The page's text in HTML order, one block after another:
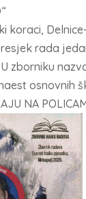
koraci,
rada
zborniku
osnovnih
NA